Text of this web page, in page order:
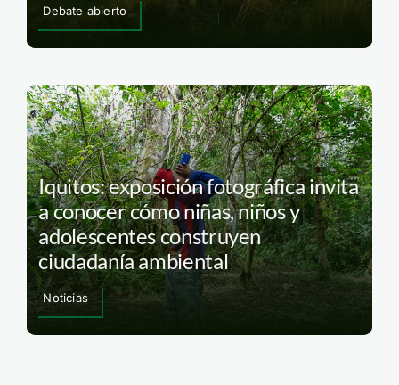
Debate abierto
Iquitos: exposición fotográfica invita
a conocer cómo niñas, niños y
adolescentes construyen
ciudadanía ambiental
Noticias